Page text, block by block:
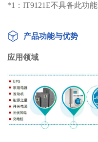
*1：IT9121E不具备此功能
产品功能与优势
应用领域